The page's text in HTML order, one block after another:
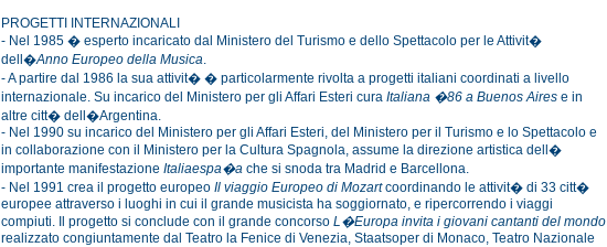
PROGETTI INTERNAZIONALI
- Nel 1985 � esperto incaricato dal Ministero del Turismo e dello Spettacolo per le Attivit�
dell�Anno Europeo della Musica.
- A partire dal 1986 la sua attivit� � particolarmente rivolta a progetti italiani coordinati a livello
internazionale. Su incarico del Ministero per gli Affari Esteri cura Italiana �86 a Buenos Aires e in
altre citt� dell�Argentina.
- Nel 1990 su incarico del Ministero per gli Affari Esteri, del Ministero per il Turismo e lo Spettacolo e
in collaborazione con il Ministero per la Cultura Spagnola, assume la direzione artistica dell�
importante manifestazione Italiaespa�a che si snoda tra Madrid e Barcellona.
- Nel 1991 crea il progetto europeo Il viaggio Europeo di Mozartcoordinando le attivit� di 33 citt�
europee attraverso i luoghi in cui il grande musicista ha soggiornato, e ripercorrendo i viaggi
compiuti. Il progetto si conclude con il grande concorso L�Europa invita i giovani cantanti del mondo
realizzato congiuntamente dal Teatro la Fenice di Venezia, Staatsoper di Monaco, Teatro Nazionale